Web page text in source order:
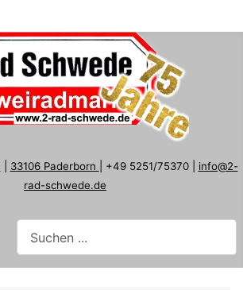
33106 Paderborn | +49 5251/75370 | info@2-
rad-schwede.de